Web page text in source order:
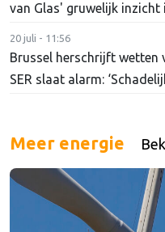
van Glas' gruwelijk
20 juli - 11:56
Brussel herschrijft wetten
SER slaat alarm:
Meer energie